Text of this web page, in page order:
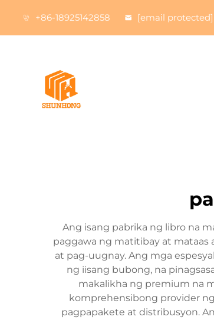
+86-18925142858 [email protected]
Ang isang pabrika ng libro na
paggawa ng matitibay at mataas
at pag-uugnay. Ang mga
ng iisang bubong, na
makalikha ng premium na
komprehensibong provider
pagpapakete at distribusyon.